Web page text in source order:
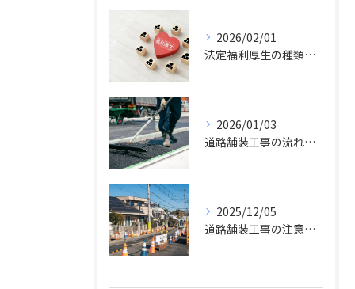
2026/02/01
法定福利厚生の種類について
2026/01/03
道路舗装工事の流れについて
2025/12/05
道路舗装工事の注意点とは？